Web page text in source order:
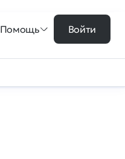
Помощь Войти